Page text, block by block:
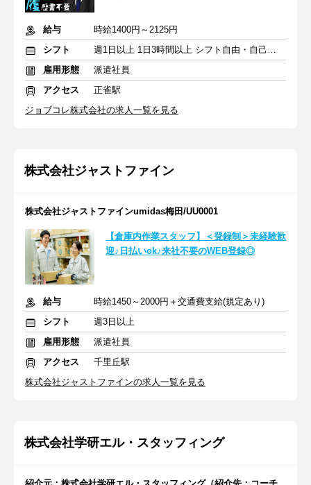
給与
時給1400円～2125円
シフト
週1日以上 1日3時間以上 シフト自由・自己申告
雇用形態
派遣社員
アクセス
正雀駅
ジョブコレ株式会社の求人一覧を見る
株式会社ジャストファイン
株式会社ジャストファインumidas梅田/UU0001
【倉庫内作業スタッフ】＜登録制＞未経験歓
迎♪日払いok♪来社不要のWEB登録◎
給与
時給1450～2000円＋交通費支給(規定あり)
シフト
週3日以上
雇用形態
派遣社員
アクセス
千里丘駅
株式会社ジャストファインの求人一覧を見る
株式会社学研エル・スタッフィング